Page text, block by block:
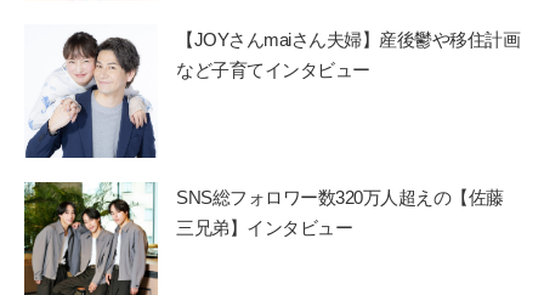
【JOYさんmaiさん夫婦】産後鬱や移住計画
など子育てインタビュー
SNS総フォロワー数320万人超えの【佐藤
三兄弟】インタビュー